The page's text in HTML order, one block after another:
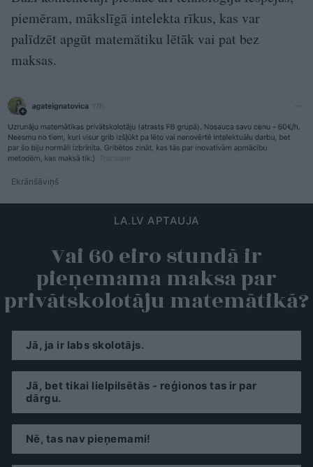
piemēram, mākslīgā intelekta rīkus, kas var
palīdzēt apgūt matemātiku lētāk vai pat bez
maksas.
Ekrānšāviņš
LA.LV APTAUJA
Vai 60 eiro stundā ir
pieņemama maksa par
privātskolotāju matemātikā?
Jā, ja ir labs skolotājs.
Jā, bet tikai lielpilsētās - reģionos tas ir par
dārgu.
Nē, tas nav pieņemami!